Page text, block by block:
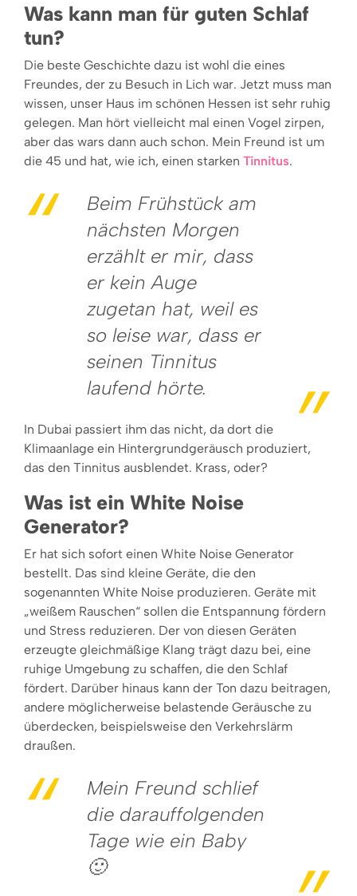
Was kann man für guten Schlaf
tun?
Die beste Geschichte dazu ist wohl die eines
Freundes, der zu Besuch in Lich war. Jetzt muss man
wissen, unser Haus im schönen Hessen ist sehr ruhig
gelegen. Man hört vielleicht mal einen Vogel zirpen,
aber das wars dann auch schon. Mein Freund ist um
die 45 und hat, wie ich, einen starken Tinnitus.
Beim Frühstück am
nächsten Morgen
erzählt er mir, dass
er kein Auge
zugetan hat, weil es
so leise war, dass er
seinen Tinnitus
laufend hörte.
In Dubai passiert ihm das nicht, da dort die
Klimaanlage ein Hintergrundgeräusch produziert,
das den Tinnitus ausblendet. Krass, oder?
Was ist ein White Noise
Generator?
Er hat sich sofort einen White Noise Generator
bestellt. Das sind kleine Geräte, die den
sogenannten White Noise produzieren. Geräte mit
„weißem Rauschen“ sollen die Entspannung fördern
und Stress reduzieren. Der von diesen Geräten
erzeugte gleichmäßige Klang trägt dazu bei, eine
ruhige Umgebung zu schaffen, die den Schlaf
fördert. Darüber hinaus kann der Ton dazu beitragen,
andere möglicherweise belastende Geräusche zu
überdecken, beispielsweise den Verkehrslärm
draußen.
Mein Freund schlief
die darauffolgenden
Tage wie ein Baby
🙂